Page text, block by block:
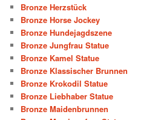
Bronze Herzstück
Bronze Horse Jockey
Bronze Hundejagdszene
Bronze Jungfrau Statue
Bronze Kamel Statue
Bronze Klassischer Brunnen
Bronze Krokodil Statue
Bronze Liebhaber Statue
Bronze Maidenbrunnen